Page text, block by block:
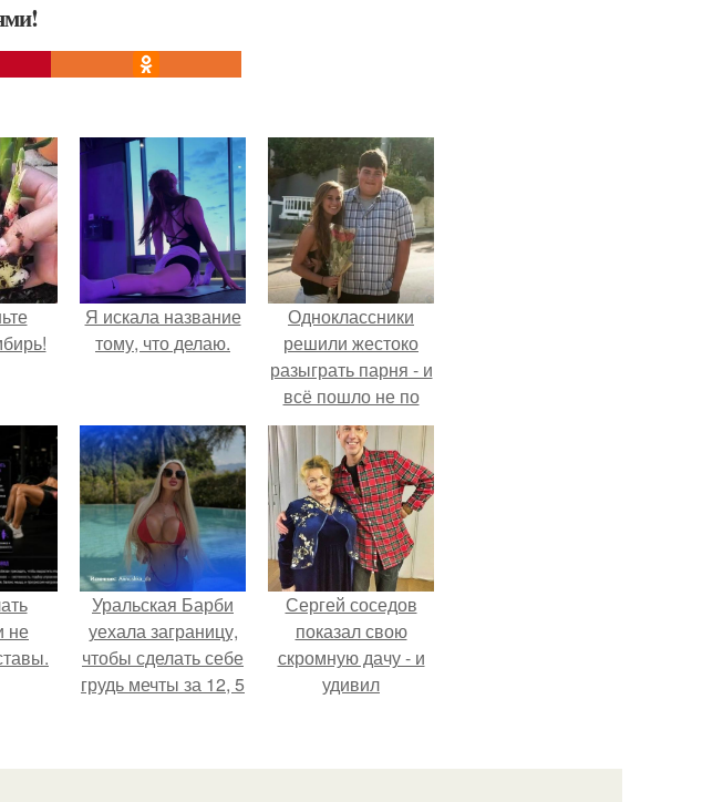
Я искала название
тому, что делаю.
Одноклассники
решили жестоко
разыграть парня - и
всё пошло не по
плану.
не
Уральская Барби
уехала заграницу,
чтобы сделать себе
грудь мечты за 12, 5
Сергей соседов
показал свою
скромную дачу - и
удивил